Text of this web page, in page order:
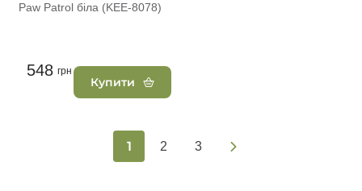
Paw Patrol біла (KEE-8078)
548 грн
Купити
1 2 3